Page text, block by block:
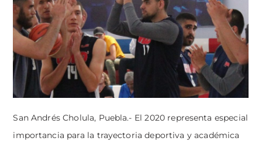
San Andrés Cholula, Puebla.- El 2020 representa especial
importancia para la trayectoria deportiva y académica